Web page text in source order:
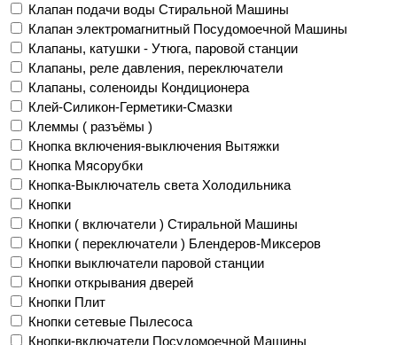
Клапан подачи воды Стиральной Машины
Клапан электромагнитный Посудомоечной Машины
Клапаны, катушки - Утюга, паровой станции
Клапаны, реле давления, переключатели
Клапаны, соленоиды Кондиционера
Клей-Силикон-Герметики-Смазки
Клеммы ( разъёмы )
Кнопка включения-выключения Вытяжки
Кнопка Мясорубки
Кнопка-Выключатель света Холодильника
Кнопки
Кнопки ( включатели ) Стиральной Машины
Кнопки ( переключатели ) Блендеров-Миксеров
Кнопки выключатели паровой станции
Кнопки открывания дверей
Кнопки Плит
Кнопки сетевые Пылесоса
Кнопки-включатели Посудомоечной Машины